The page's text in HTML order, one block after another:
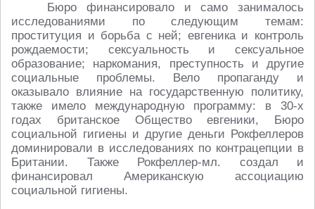
Бюро финансировало и само занималось
исследованиями по следующим темам:
проституция и борьба с ней; евгеника и контроль
рождаемости; сексуальность и сексуальное
образование; наркомания, преступность и другие
социальные проблемы. Вело пропаганду и
оказывало влияние на государственную политику,
также имело международную программу: в 30-х
годах британское Общество евгеники, Бюро
социальной гигиены и другие деньги Рокфеллеров
доминировали в исследованиях по контрацепции в
Британии. Также Рокфеллер-мл. создал и
финансировал Американскую ассоциацию
социальной гигиены.